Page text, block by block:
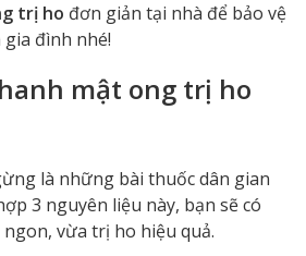
trị ho đơn giản tại nhà để bảo vệ
gia đình nhé!
mật ong trị ho
là những bài thuốc dân gian
3 nguyên liệu này, bạn sẽ có
vừa trị ho hiệu quả.